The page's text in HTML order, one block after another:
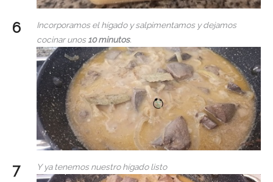
Incorporamos el hígado y salpimentamos y dejamos
cocinar unos10 minutos.
Y ya tenemos nuestro hígado listo